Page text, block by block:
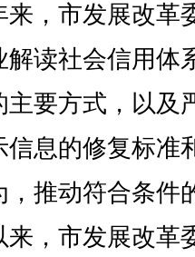
，市发展改革
读社会信用体
要方式，以及
息的修复标准
推动符合条件
，市发展改革